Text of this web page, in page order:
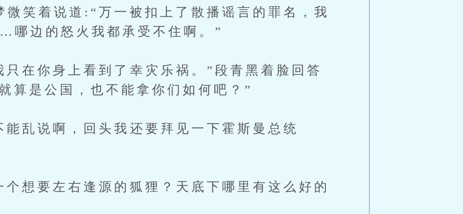
微笑着说道:“万一被扣上了散播谣言的罪名，我
边的怒火我都承受不住啊。”
你身上看到了幸灾乐祸。”段青黑着脸回答
是公国，也不能拿你们如何吧？”
说啊，回头我还要拜见一下霍斯曼总统
要左右逢源的狐狸？天底下哪里有这么好的